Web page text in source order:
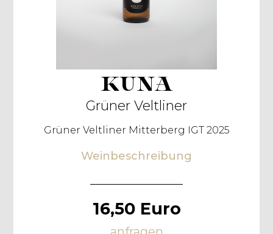
KUNA
Grüner Veltliner
Grüner Veltliner Mitterberg IGT 2025
Weinbeschreibung
16,50 Euro